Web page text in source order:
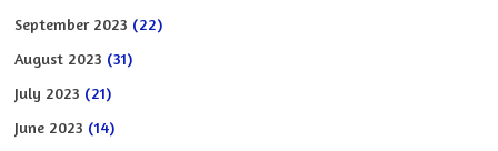
September 2023 (22)
August 2023 (31)
July 2023 (21)
June 2023 (14)